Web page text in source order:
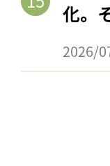
化。
2026/